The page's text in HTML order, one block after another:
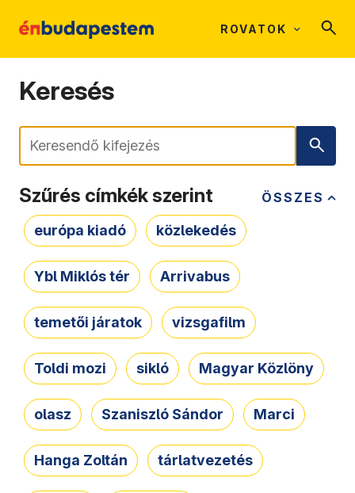
ROVATOK
Keresés
Keresés
ÖSSZES
Szűrés címkék szerint
európa kiadó közlekedés
Ybl Miklós tér Arrivabus
temetői járatok vizsgafilm
Toldi mozi sikló Magyar Közlöny
olasz Szaniszló Sándor Marci
Hanga Zoltán tárlatvezetés